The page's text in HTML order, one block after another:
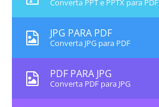
Converta PPT e PPTX para PDF
JPG PARA PDF
Converta JPG para PDF
PDF PARA JPG
Converta PDF para JPG